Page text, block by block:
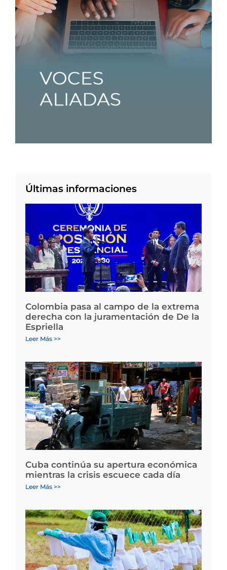
Últimas informaciones
Colombia pasa al campo de la extrema
derecha con la juramentación de De la
Espriella
Leer Más >>
Cuba continúa su apertura económica
mientras la crisis escuece cada día
Leer Más >>